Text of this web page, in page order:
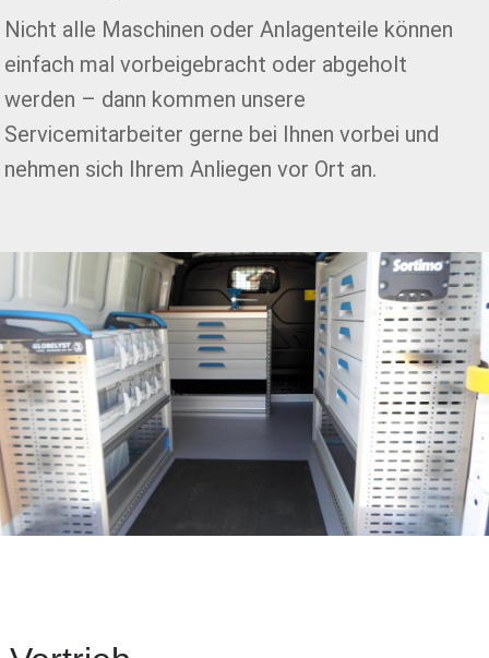
Nicht alle Maschinen oder Anlagenteile können
einfach mal vorbeigebracht oder abgeholt
werden – dann kommen unsere
Servicemitarbeiter gerne bei Ihnen vorbei und
nehmen sich Ihrem Anliegen vor Ort an.